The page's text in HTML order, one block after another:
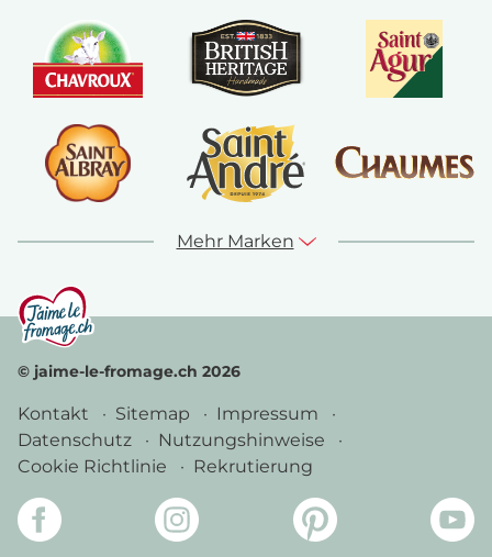
Mehr Marken
© jaime-le-fromage.ch 2026
Kontakt Sitemap
Impressum
Datenschutz
Nutzungshinweise
Cookie Richtlinie
Rekrutierung